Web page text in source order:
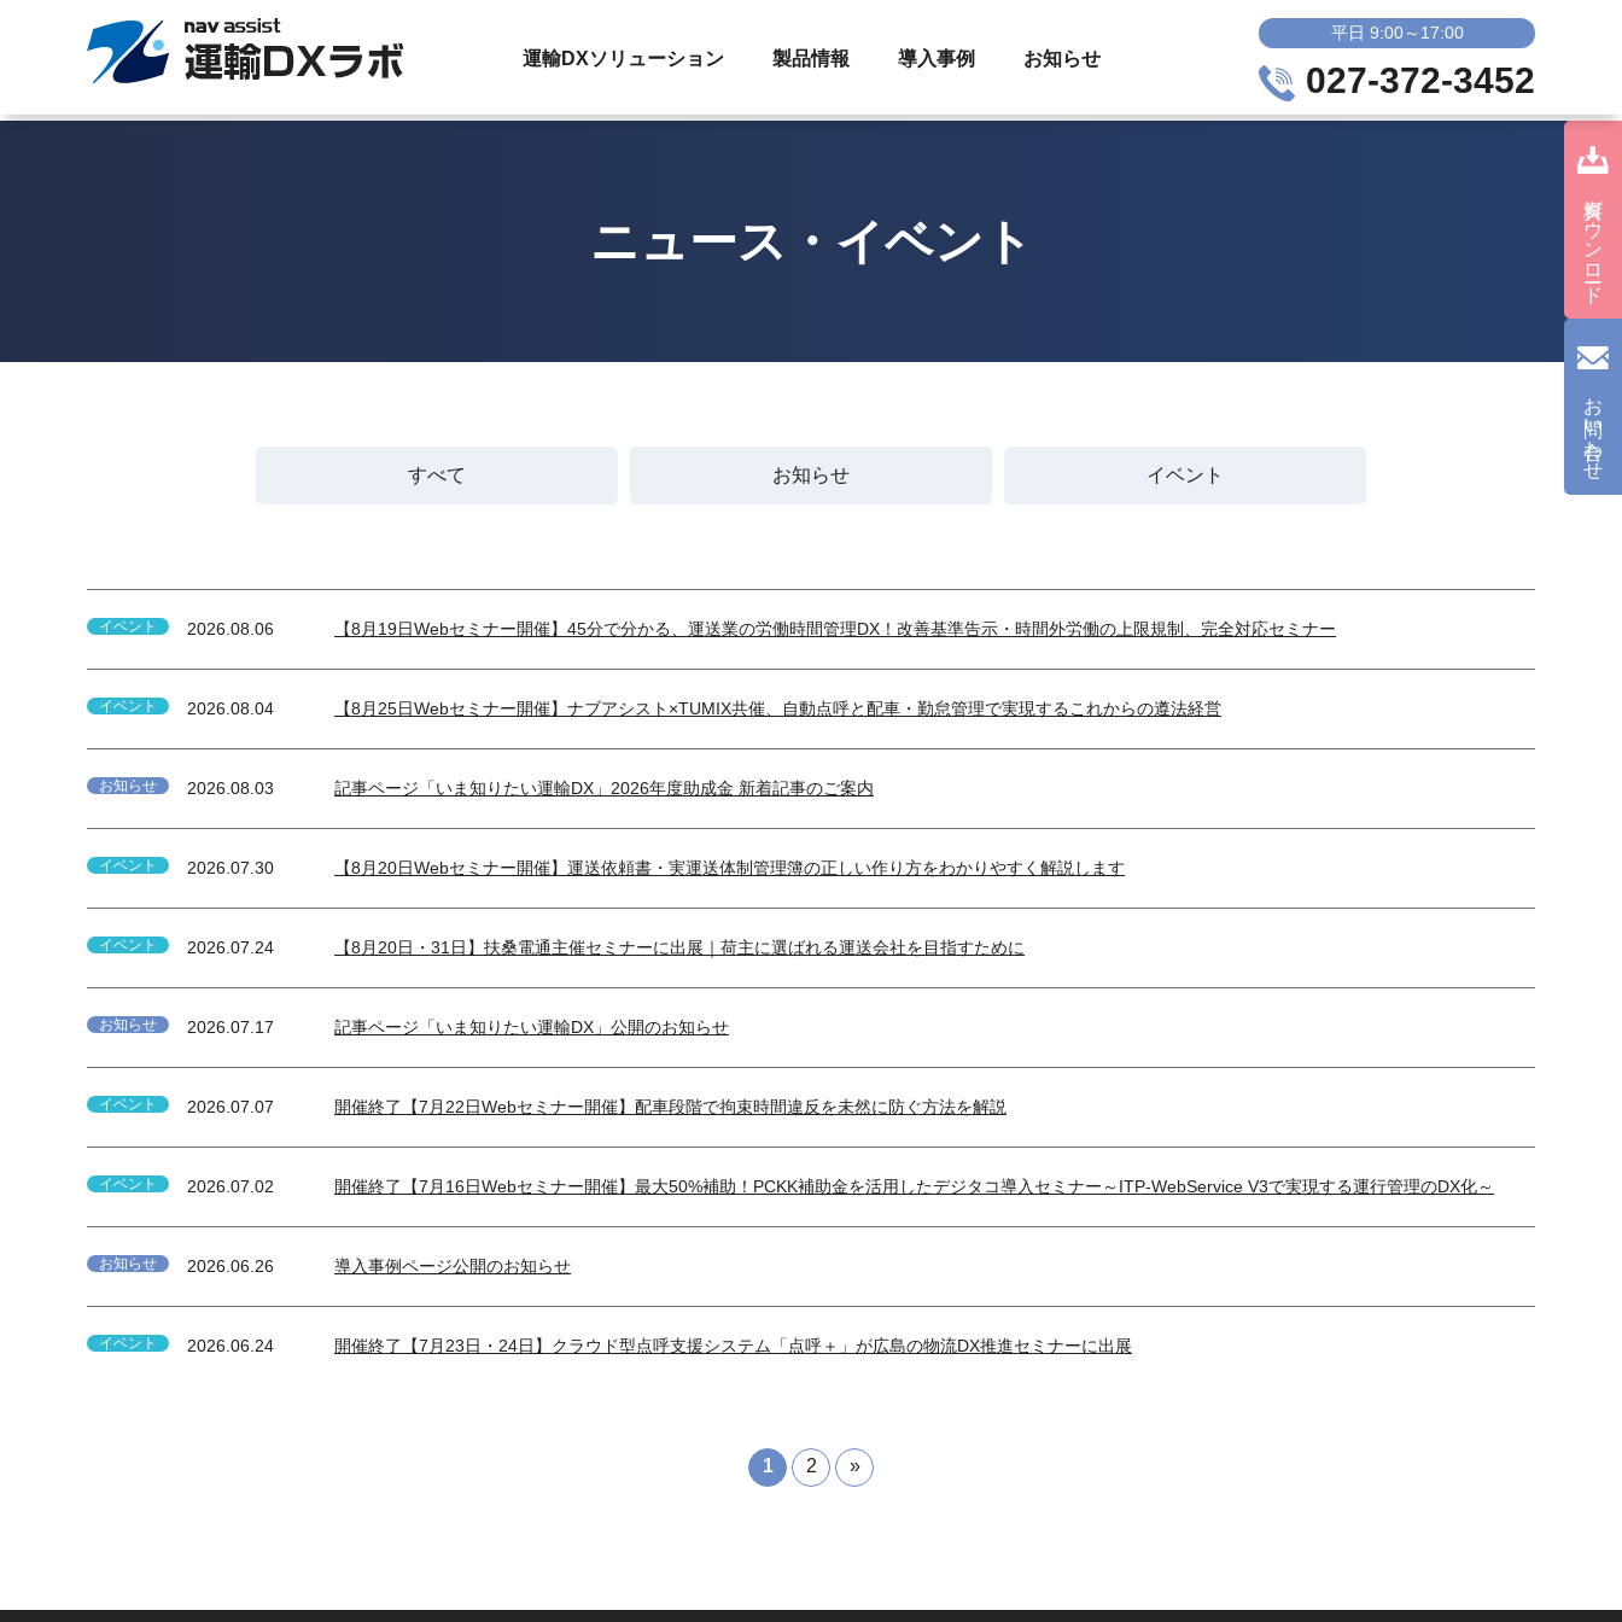
平日 9:00～17:00
027-372-3452
運輸DXソリューション 製品情報 導入事例 お知らせ
資料ダウンロード
お問い合わせ
ニュース・イベント
すべて お知らせ イベント
イベント 2026.08.06 【8月19日Webセミナー開催】45分で分かる、運送業の労働時間管理DX！改善基準告示・時間外労働の上限規制、完全対応セミナー
イベント 2026.08.04 【8月25日Webセミナー開催】ナブアシスト×TUMIX共催、自動点呼と配車・勤怠管理で実現するこれからの遵法経営
お知らせ 2026.08.03 記事ページ「いま知りたい運輸DX」2026年度助成金 新着記事のご案内
イベント 2026.07.30 【8月20日Webセミナー開催】運送依頼書・実運送体制管理簿の正しい作り方をわかりやすく解説します
イベント 2026.07.24 【8月20日・31日】扶桑電通主催セミナーに出展｜荷主に選ばれる運送会社を目指すために
お知らせ 2026.07.17 記事ページ「いま知りたい運輸DX」公開のお知らせ
イベント 2026.07.07 開催終了【7月22日Webセミナー開催】配車段階で拘束時間違反を未然に防ぐ方法を解説
イベント 2026.07.02 開催終了【7月16日Webセミナー開催】最大50%補助！PCKK補助金を活用したデジタコ導入セミナー～ITP-WebService V3で実現する運行管理のDX化～
お知らせ 2026.06.26 導入事例ページ公開のお知らせ
イベント 2026.06.24 開催終了【7月23日・24日】クラウド型点呼支援システム「点呼＋」が広島の物流DX推進セミナーに出展
1 2 »